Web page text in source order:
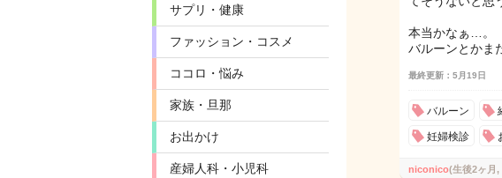
サプリ・健康
ファッション・コスメ
ココロ・悩み
家族・旦那
お出かけ
産婦人科・小児科
本当かなぁ…。
バルーンとかま
最終更新：5月19日
バルーン
妊婦検診
niconico(生後2ヶ月,